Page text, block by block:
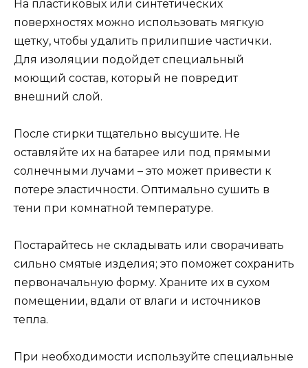
На пластиковых или синтетических
поверхностях можно использовать мягкую
щетку, чтобы удалить прилипшие частички.
Для изоляции подойдет специальный
моющий состав, который не повредит
внешний слой.
После стирки тщательно высушите. Не
оставляйте их на батарее или под прямыми
солнечными лучами – это может привести к
потере эластичности. Оптимально сушить в
тени при комнатной температуре.
Постарайтесь не складывать или сворачивать
сильно смятые изделия; это поможет сохранить
первоначальную форму. Храните их в сухом
помещении, вдали от влаги и источников
тепла.
При необходимости используйте специальные